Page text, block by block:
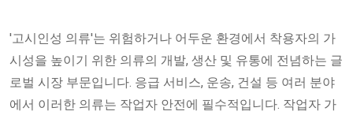
'고시인성 의류'는 위험하거나 어두운 환경에서 착용자의 가
시성을 높이기 위한 의류의 개발, 생산 및 유통에 전념하는 글
로벌 시장 부문입니다. 응급 서비스, 운송, 건설 등 여러 분야
에서 이러한 의류는 작업자 안전에 필수적입니다. 작업자 가